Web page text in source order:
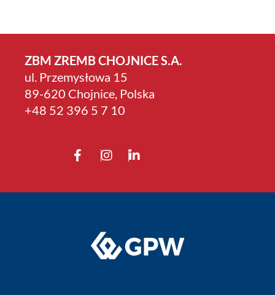
ZBM ZREMB CHOJNICE S.A.
ul. Przemysłowa 15
89-620 Chojnice, Polska
+4­8 52 396 5 7 10